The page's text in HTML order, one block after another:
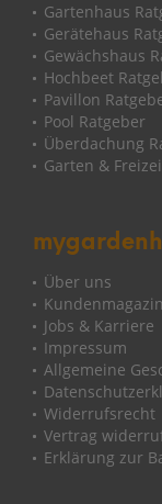
Gartenhaus
Gerätehaus
Gewächshaus
Hochbeet
Pavillon
Pool Ratgeber
Überdachung
Garten &
Über uns
Kundenmagazin
Jobs & Karriere
Impressum
Allgemeine
Widerrufsrecht
Vertrag
Erklärung zur